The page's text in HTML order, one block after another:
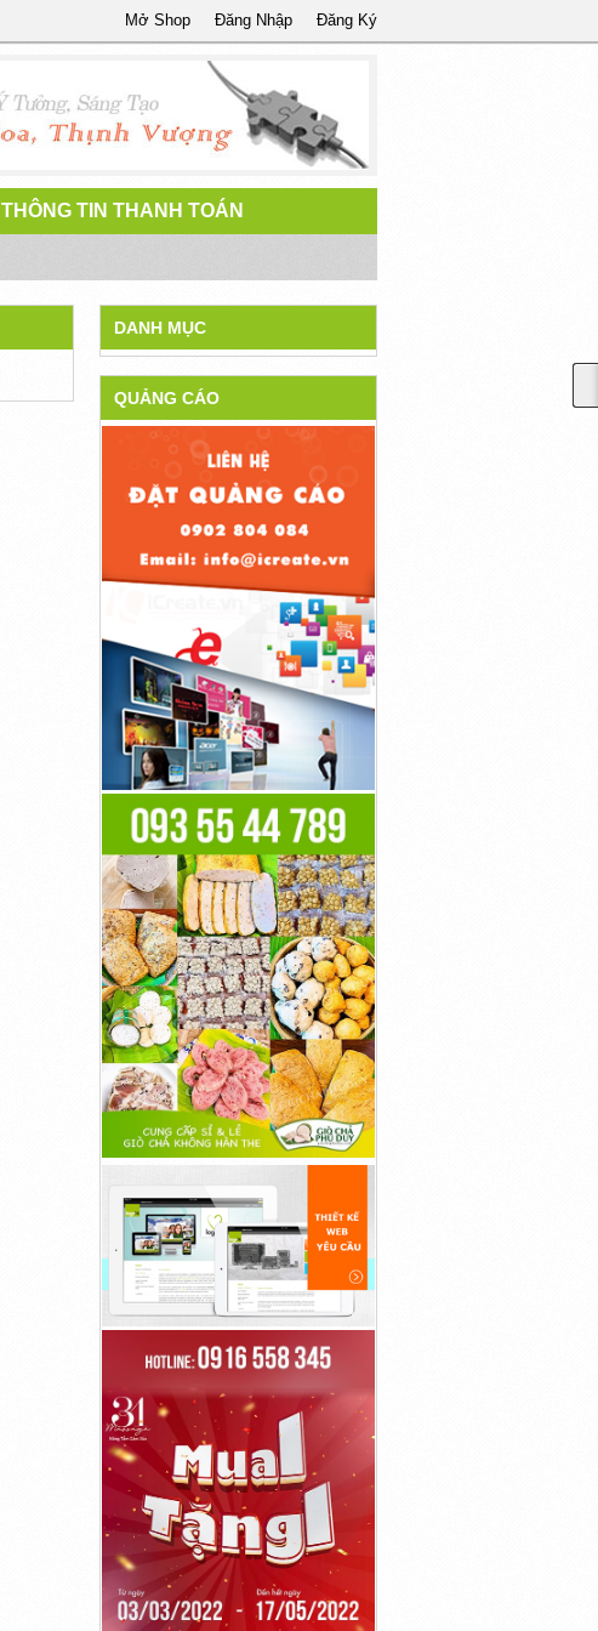
Đăng Ký
Đăng Nhập
Mở Shop
THÔNG TIN THANH TOÁN
DANH MỤC
QUẢNG CÁO